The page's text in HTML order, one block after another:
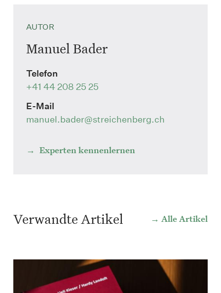
AUTOR
Manuel Bader
Telefon
+41 44 208 25 25
E-Mail
manuel.bader@streichenberg.ch
Experten kennenlernen
Verwandte Artikel Alle Artikel